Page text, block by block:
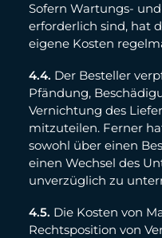
Sofern Wartungs-
erforderlich sind, hat
eigene Kosten
4.4. Der Besteller
Pfändung,
Vernichtung des
mitzuteilen. Ferner
sowohl über einen
einen Wechsel des
unverzüglich zu
4.5. Die Kosten von
Rechtsposition von